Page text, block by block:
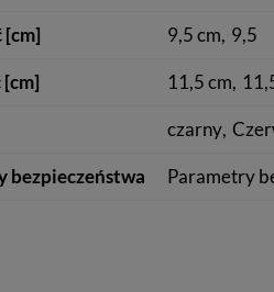
[cm] 9,5 cm 9,5
[cm] 11,5 cm
czarny
bezpieczeństwa Parametry